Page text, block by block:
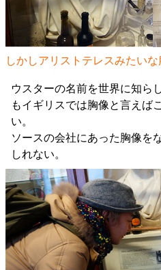
しかしアリストテレスみたい
ウスターの名前を世界に知ら
もイギリスでは胸像と言えば
い。
ソースの会社にあった胸像を
しれない。